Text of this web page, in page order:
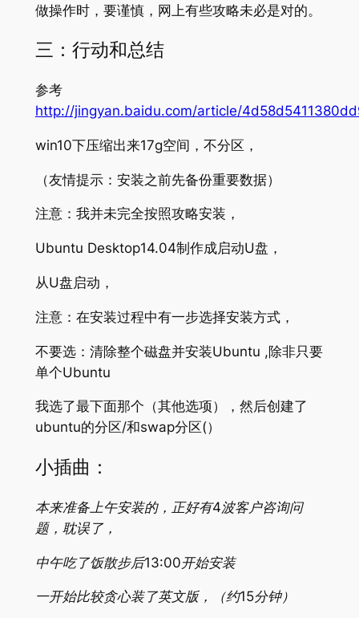
做操作时，要谨慎，网上有些攻略未必是对的。
三：行动和总结
参考
http://jingyan.baidu.com/article/
win10下压缩出来17g空间，不分区，
（友情提示：安装之前先备份重要数据）
注意：我并未完全按照攻略安装，
Ubuntu Desktop14.04制作成启动U盘，
从U盘启动，
注意：在安装过程中有一步选择安装方式，
不要选：清除整个磁盘并安装Ubuntu ,除非只要
单个Ubuntu
我选了最下面那个（其他选项），然后创建了
ubuntu的分区/和swap分区(）
小插曲：
本来准备上午安装的，正好有4波客户咨询问
题，耽误了，
中午吃了饭散步后13:00开始安装
一开始比较贪心装了英文版，（约15分钟）